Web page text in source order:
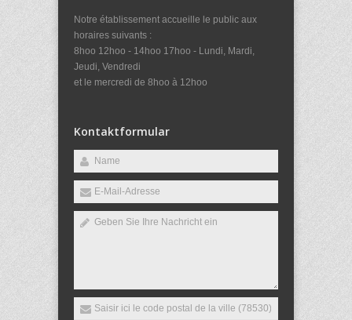
Notre établissement accueille le public aux
horaires suivants :
8hoo 12hoo - 14hoo 17hoo - Lundi, Mardi,
Jeudi, Vendredi
et le mercredi de 8hoo à 12hoo
Kontaktformular